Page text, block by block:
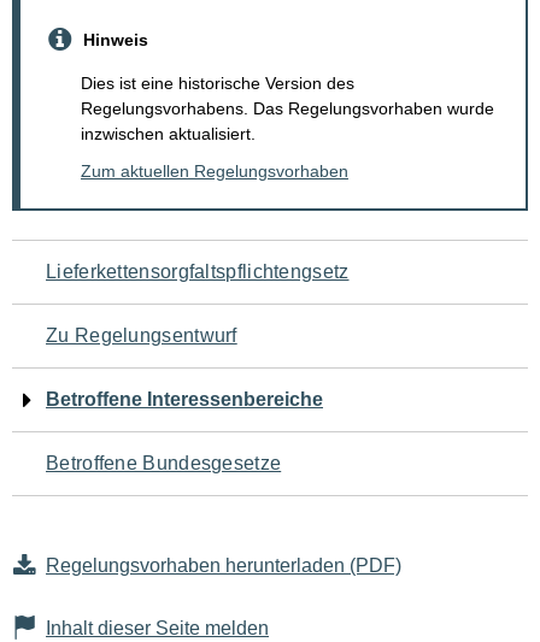
Hinweis
Dies ist eine historische Version des
Regelungsvorhabens. Das Regelungsvorhaben wurde
inzwischen aktualisiert.
Zum aktuellen Regelungsvorhaben
Navigation
für
den
Seiteninhalt
Lieferkettensorgfaltspflichtengsetz
Zu Regelungsentwurf
Betroffene Interessenbereiche
Betroffene Bundesgesetze
Regelungsvorhaben herunterladen (PDF)
Inhalt dieser Seite melden